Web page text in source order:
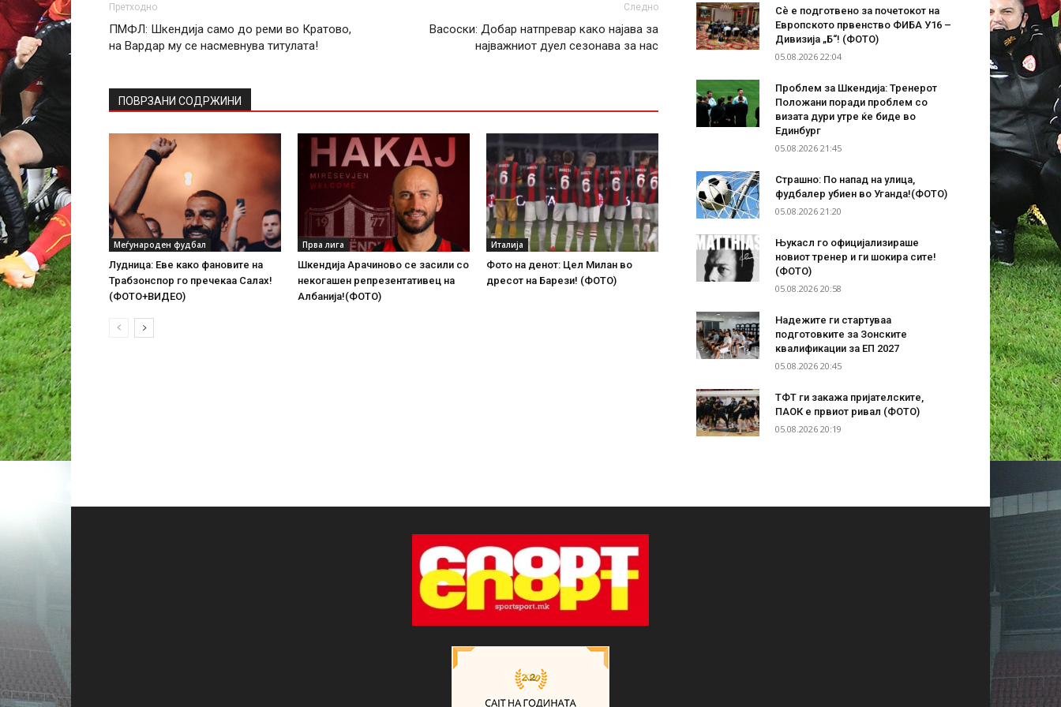
Претходно
ПМФЛ: Шкендија само до реми во Кратово,
на Вардар му се насмевнува титулата!
Следно
Васоски: Добар натпревар како најава за
најважниот дуел сезонава за нас
ПОВРЗАНИ СОДРЖИНИ
Меѓународен фудбал
Лудница: Еве како фановите на
Трабзонспор го пречекаа Салах!
(ФОТО+ВИДЕО)
Прва лига
Шкендија Арачиново се засили со
некогашен репрезентативец на
Албанија!(ФОТО)
Италија
Фото на денот: Цел Милан во
дресот на Барези! (ФОТО)
Сѐ е подготвено за почетокот на
Европското првенство ФИБА У16 –
Дивизија „Б“! (ФОТО)
05.08.2026 22:04
Проблем за Шкендија: Тренерот
Положани поради проблем со
визата дури утре ќе биде во
Единбург
05.08.2026 21:45
Страшно: По напад на улица,
фудбалер убиен во Уганда!(ФОТО)
05.08.2026 21:20
Њукасл го официјализираше
новиот тренер и ги шокира сите!
(ФОТО)
05.08.2026 20:58
Надежите ги стартуваа
подготовките за Зонските
квалификации за ЕП 2027
05.08.2026 20:45
ТФТ ги закажа пријателските,
ПАОК е првиот ривал (ФОТО)
05.08.2026 20:19